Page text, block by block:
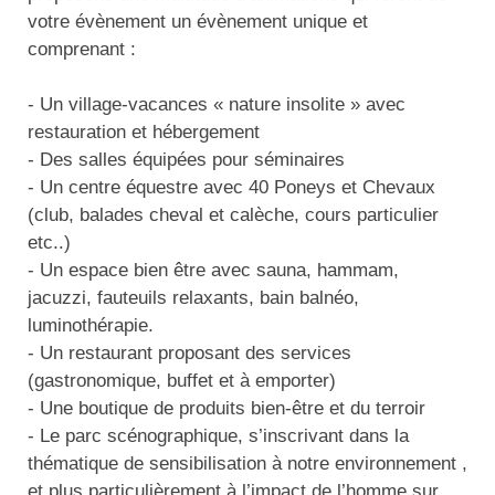
Ustensile cuisine professionnel
Vitrines pour magasin
Traitement de l'air
Trancheuse professionnelle
Transformateur électrique
Tubes et profilés
Tuyau flexible
Tuyau galvanisé
Tuyau renforcé
Ventilateurs et aération d'atelier
Tapis de bureau
Traitement des surfaces
Traitement du linge
Vestiaires et casiers
Equipements de football
Equipements pour patinage
Equipements pour roller
Equipements pour skateboard
Equipements pour stade et terrain
sportif
Jeu gymnique
Loisirs
Matériel de fitness
Pétrin professionnel
Plats et plateaux
Pompes à sauce
Portes commandes restaurant
Présentoir pour restaurant
Réchaud professionnel
Réfrigérateur professionnel
Restauration foraine
Robinetterie professionnelle
votre évènement un évènement unique et
comprenant :
- Un village-vacances « nature insolite » avec
restauration et hébergement
- Des salles équipées pour séminaires
- Un centre équestre avec 40 Poneys et Chevaux
(club, balades cheval et calèche, cours particulier
etc..)
- Un espace bien être avec sauna, hammam,
jacuzzi, fauteuils relaxants, bain balnéo,
luminothérapie.
- Un restaurant proposant des services
(gastronomique, buffet et à emporter)
- Une boutique de produits bien-être et du terroir
- Le parc scénographique, s’inscrivant dans la
thématique de sensibilisation à notre environnement ,
et plus particulièrement à l’impact de l’homme sur